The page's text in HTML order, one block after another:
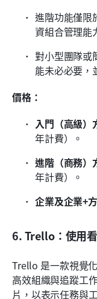
進階功能僅限
資組合管理能
對小型團隊或
能未必必要，
價格：
入門（高級）
年計費）。
進階（商務）
年計費）。
企業及企業+
6. Trello：使用
Trello 是一款視覺
高效組織與追蹤工
片，以表示任務與